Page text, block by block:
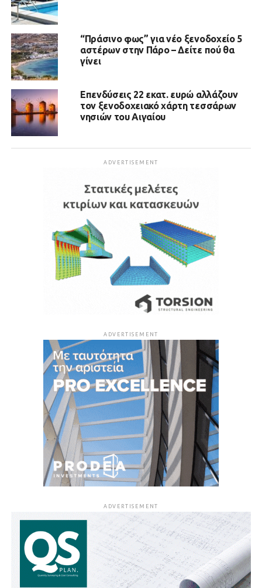
“Πράσινο φως” για νέο ξενοδοχείο 5
αστέρων στην Πάρο – Δείτε πού θα
γίνει
Επενδύσεις 22 εκατ. ευρώ αλλάζουν
τον ξενοδοχειακό χάρτη τεσσάρων
νησιών του Αιγαίου
ADVERTISEMENT
ADVERTISEMENT
ADVERTISEMENT